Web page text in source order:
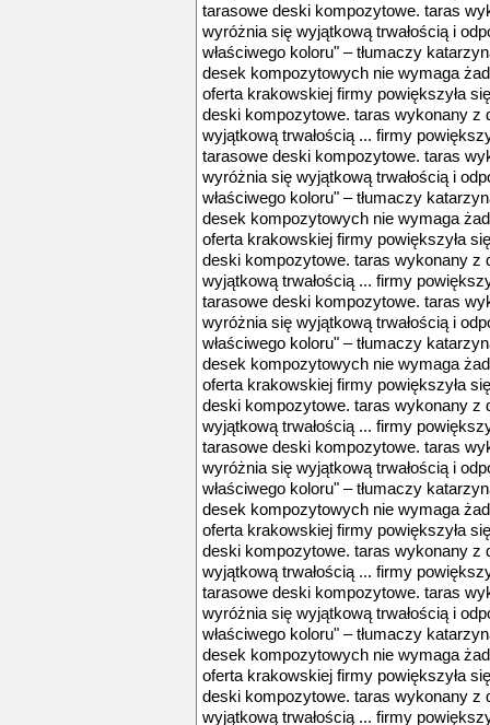
tarasowe deski kompozytowe. taras
wyróżnia się wyjątkową trwałością i
właściwego koloru" – tłumaczy
desek kompozytowych nie wymaga
oferta krakowskiej firmy powiększyła
deski kompozytowe. taras wykonany z
wyjątkową trwałością ... firmy
tarasowe deski kompozytowe. taras
wyróżnia się wyjątkową trwałością i
właściwego koloru" – tłumaczy
desek kompozytowych nie wymaga
oferta krakowskiej firmy powiększyła
deski kompozytowe. taras wykonany z
wyjątkową trwałością ... firmy
tarasowe deski kompozytowe. taras
wyróżnia się wyjątkową trwałością i
właściwego koloru" – tłumaczy
desek kompozytowych nie wymaga
oferta krakowskiej firmy powiększyła
deski kompozytowe. taras wykonany z
wyjątkową trwałością ... firmy
tarasowe deski kompozytowe. taras
wyróżnia się wyjątkową trwałością i
właściwego koloru" – tłumaczy
desek kompozytowych nie wymaga
oferta krakowskiej firmy powiększyła
deski kompozytowe. taras wykonany z
wyjątkową trwałością ... firmy
tarasowe deski kompozytowe. taras
wyróżnia się wyjątkową trwałością i
właściwego koloru" – tłumaczy
desek kompozytowych nie wymaga
oferta krakowskiej firmy powiększyła
deski kompozytowe. taras wykonany z
wyjątkową trwałością ... firmy